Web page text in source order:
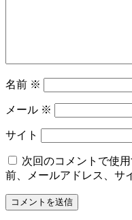
名前 ※
メール ※
サイト
次回のコメントで使
前、メールアドレス、サ